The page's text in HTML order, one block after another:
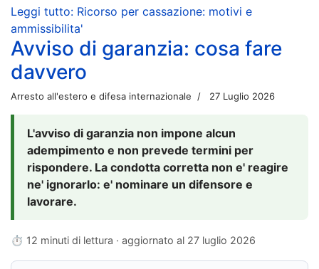
Leggi tutto: Ricorso per cassazione: motivi e
ammissibilita'
Avviso di garanzia: cosa fare
davvero
Arresto all'estero e difesa internazionale 27 Luglio 2026
L'avviso di garanzia non impone alcun
adempimento e non prevede termini per
rispondere. La condotta corretta non e' reagire
ne' ignorarlo: e' nominare un difensore e
lavorare.
⏱ 12 minuti di lettura · aggiornato al 27 luglio 2026